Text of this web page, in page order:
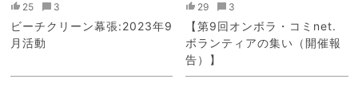
25 3
ビーチクリーン幕張:2023年9
月活動
29 3
【第9回オンボラ・コミnet.
ボランティアの集い（開催報
告）】